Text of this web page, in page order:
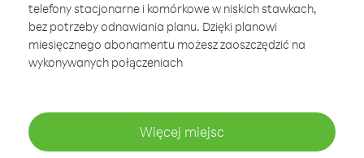
telefony stacjonarne i komórkowe w niskich stawkach,
bez potrzeby odnawiania planu. Dzięki planowi
miesięcznego abonamentu możesz zaoszczędzić na
wykonywanych połączeniach
Więcej miejsc